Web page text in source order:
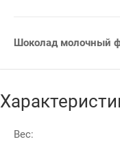
Шоколад молочный
Вес: